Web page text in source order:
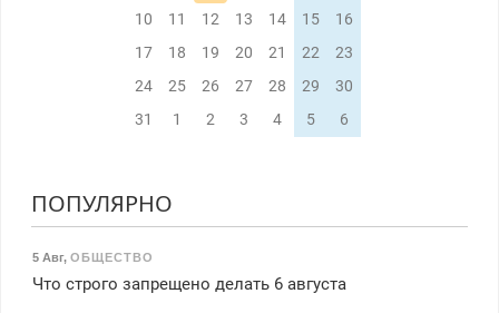
10
11 12 13 14 15
16
17
18 19 20 21 22
23
24
25 26 27 28 29
30
31
1 2 3 4 5 6
ПОПУЛЯРНО
5 Авг, ОБЩЕСТВО
Что строго запрещено делать 6 августа